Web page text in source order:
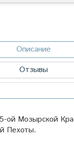
Описание
Отзывы
ой Мозырской
Пехоты.